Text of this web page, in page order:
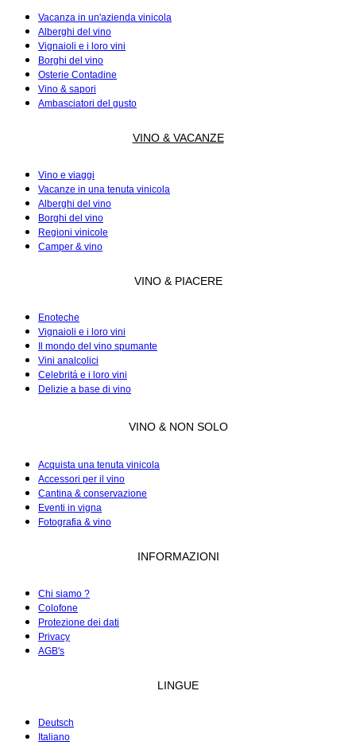
Vacanza in un'azienda vinicola
Alberghi del vino
Vignaioli e i loro vini
Borghi del vino
Osterie Contadine
Vino & sapori
Ambasciatori del gusto
VINO & VACANZE
Vino e viaggi
Vacanze in una tenuta vinicola
Alberghi del vino
Borghi del vino
Regioni vinicole
Camper & vino
VINO & PIACERE
Enoteche
Vignaioli e i loro vini
Il mondo del vino spumante
Vini analcolici
Celebritá e i loro vini
Delizie a base di vino
VINO & NON SOLO
Acquista una tenuta vinicola
Accessori per il vino
Cantina & conservazione
Eventi in vigna
Fotografia & vino
INFORMAZIONI
Chi siamo ?
Colofone
Protezione dei dati
Privacy
AGB's
LINGUE
Deutsch
Italiano